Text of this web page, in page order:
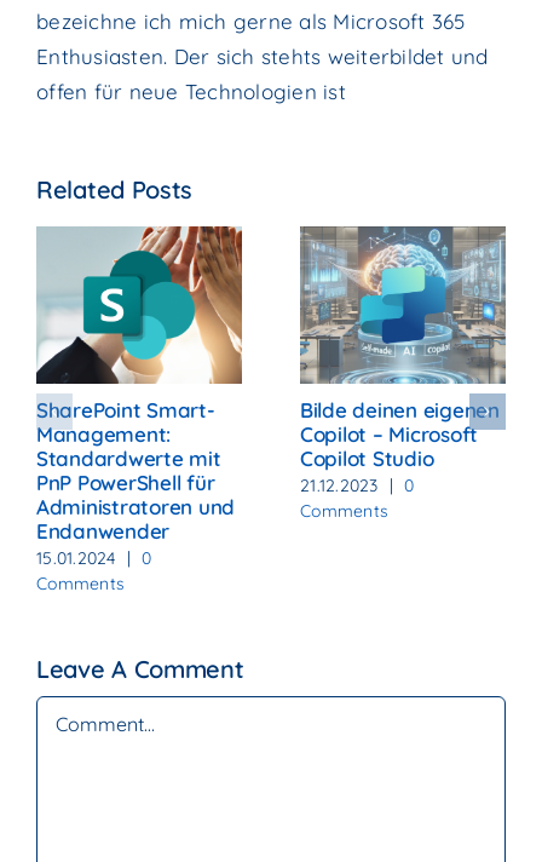
bezeichne ich mich gerne als Microsoft 365
Enthusiasten. Der sich stehts weiterbildet und
offen für neue Technologien ist
Related Posts
SharePoint Smart-
Management:
Standardwerte mit
PnP PowerShell für
Administratoren und
Endanwender
15.01.2024 | 0
Comments
Bilde deinen eigenen
Copilot – Microsoft
Copilot Studio
21.12.2023 | 0
Comments
Leave A Comment
Comment